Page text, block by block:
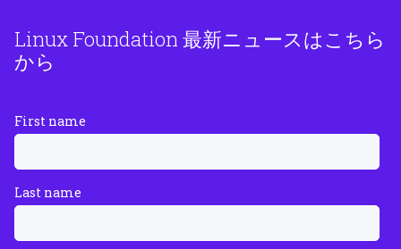
Linux Foundation 最新ニュースはこちら
から
First name
Last name